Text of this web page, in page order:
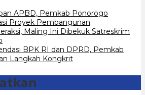
APBD, Pemkab Ponorogo
Proyek Pembangunan
Maling Ini Dibekuk Satreskrim
BPK RI dan DPRD, Pemkab
Langkah Kongkrit